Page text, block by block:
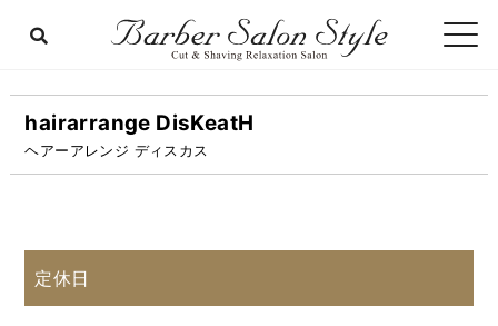
hairarrange DisKeatH
ヘアーアレンジ ディスカス
定休日